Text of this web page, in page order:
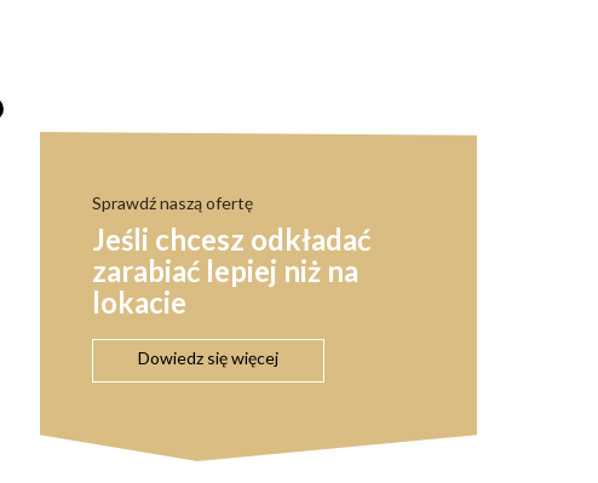
Sprawdź naszą ofertę
Jeśli chcesz odkładać
zarabiać lepiej niż na
lokacie
Dowiedz się więcej